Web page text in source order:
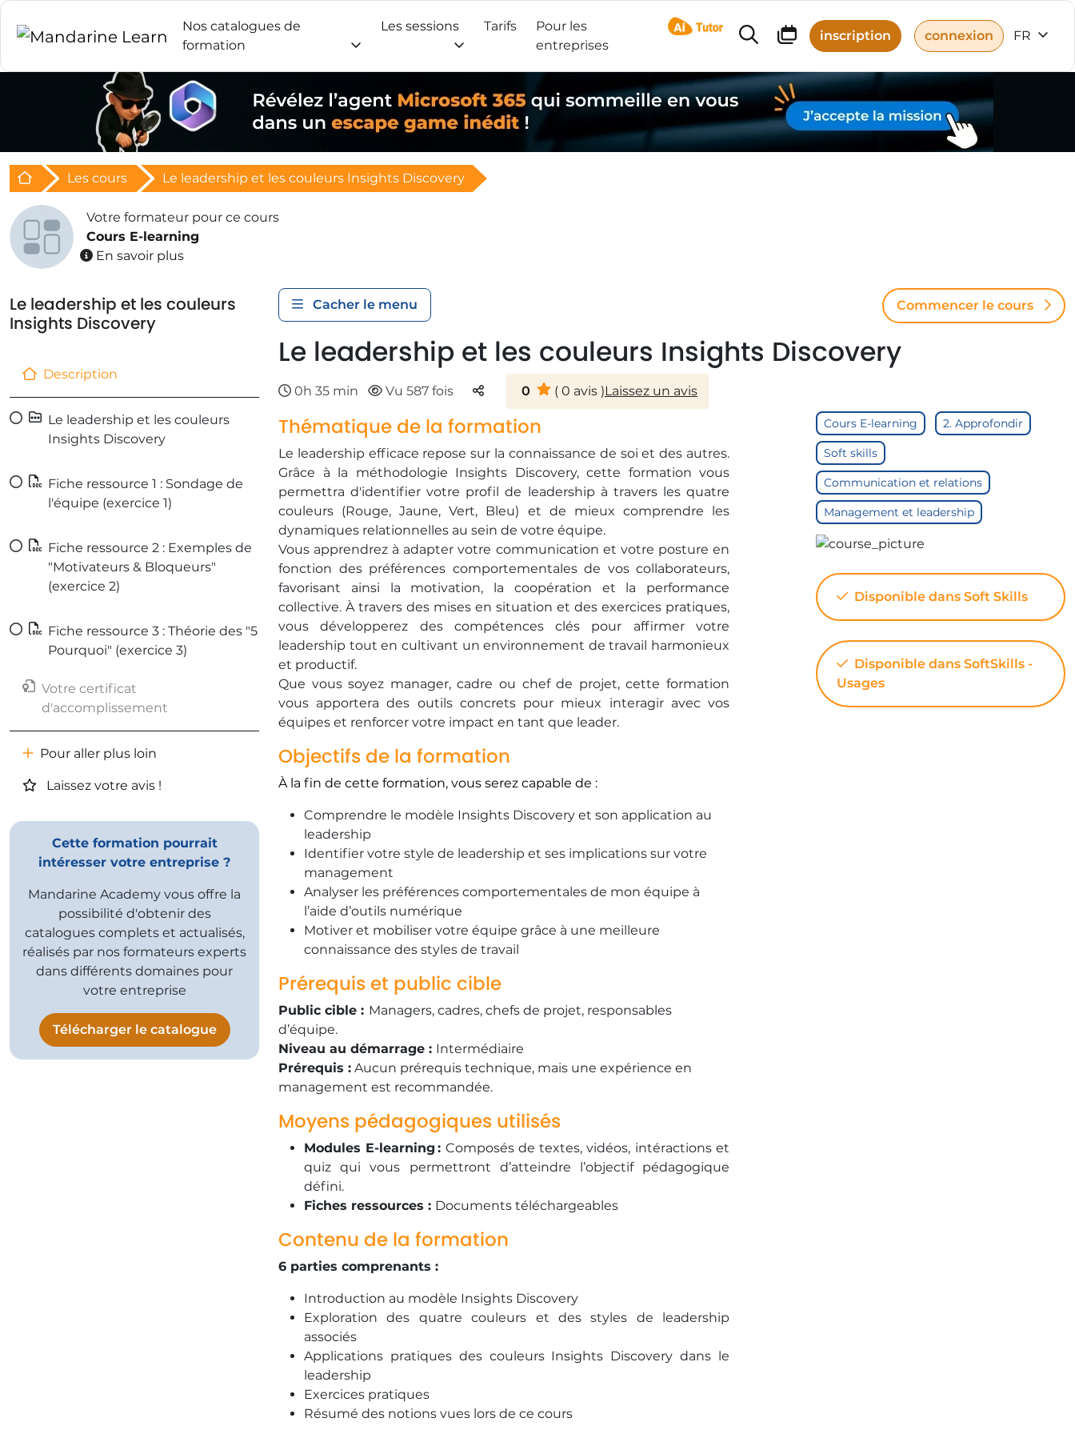
Nos catalogues de
formation
Les sessions Tarifs
Pour les
entreprises
AI Tutor inscription connexion FR
Retour à l'acceuil
Les cours Le leadership et les couleurs Insights Discovery
Votre formateur pour ce cours
Cours E-learning
En savoir plus
Le leadership et les couleurs
Insights Discovery
Description
Le leadership et les couleurs
Insights Discovery
Fiche ressource 1 : Sondage de
l'équipe (exercice 1)
Fiche ressource 2 : Exemples de
"Motivateurs & Bloqueurs"
(exercice 2)
Fiche ressource 3 : Théorie des "5
Pourquoi" (exercice 3)
Votre certificat
d'accomplissement
Pour aller plus loin
Laissez votre avis !
Cette formation pourrait
intéresser votre entreprise ?
Mandarine Academy vous offre la
possibilité d'obtenir des
catalogues complets et actualisés,
réalisés par nos formateurs experts
dans différents domaines pour
votre entreprise
Télécharger le catalogue
Cacher le menu Commencer le cours
Le leadership et les couleurs Insights Discovery
0h 35 min Vu 587 fois Parteger
0 ( 0 avis )Laissez un avis
Thématique de la formation
Le leadership efficace repose sur la connaissance de soi et des autres.
Grâce à la méthodologie Insights Discovery, cette formation vous
permettra d'identifier votre profil de leadership à travers les quatre
couleurs (Rouge, Jaune, Vert, Bleu) et de mieux comprendre les
dynamiques relationnelles au sein de votre équipe.
Vous apprendrez à adapter votre communication et votre posture en
fonction des préférences comportementales de vos collaborateurs,
favorisant ainsi la motivation, la coopération et la performance
collective. À travers des mises en situation et des exercices pratiques,
vous développerez des compétences clés pour affirmer votre
leadership tout en cultivant un environnement de travail harmonieux
et productif.
Que vous soyez manager, cadre ou chef de projet, cette formation
vous apportera des outils concrets pour mieux interagir avec vos
équipes et renforcer votre impact en tant que leader.
Objectifs de la formation
À la fin de cette formation, vous serez capable de :
Comprendre le modèle Insights Discovery et son application au
leadership
Identifier votre style de leadership et ses implications sur votre
management
Analyser les préférences comportementales de mon équipe à
l’aide d’outils numérique
Motiver et mobiliser votre équipe grâce à une meilleure
connaissance des styles de travail
​Prérequis et public cible
​Public cible : Managers, cadres, chefs de projet, responsables
d’équipe.
Niveau au démarrage : Intermédiaire
​Prérequis : Aucun prérequis technique, mais une expérience en
management est recommandée.
Moyens pédagogiques utilisés
Modules E-learning : Composés de textes, vidéos, intéractions et
quiz qui vous permettront d’atteindre l’objectif pédagogique
défini.
Fiches ressources : Documents téléchargeables
Contenu de la formation
6 parties comprenants :
Introduction au modèle Insights Discovery
Exploration des quatre couleurs et des styles de leadership
associés
Applications pratiques des couleurs Insights Discovery dans le
leadership
Exercices pratiques
Résumé des notions vues lors de ce cours
Cours E-learning 2. Approfondir
Soft skills
Communication et relations
Management et leadership
Disponible dans Soft Skills
Disponible dans SoftSkills -
Usages